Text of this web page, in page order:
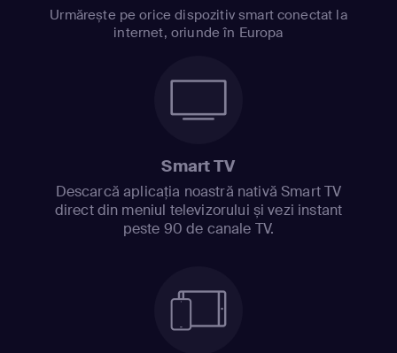
Urmărește pe orice dispozitiv smart conectat la
internet, oriunde în Europa
Smart TV
Descarcă aplicația noastră nativă Smart TV
direct din meniul televizorului și vezi instant
peste 90 de canale TV.